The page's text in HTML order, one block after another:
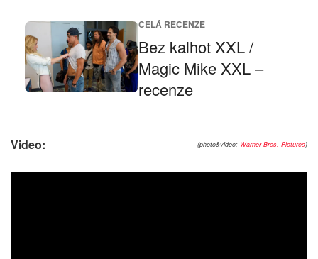
CELÁ RECENZE
Bez kalhot XXL /
Magic Mike XXL –
recenze
(photo&video: Warner Bros. Pictures)
Video: